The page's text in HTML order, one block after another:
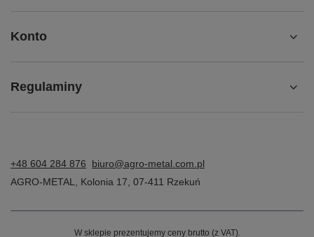
Konto
Regulaminy
+48 604 284 876
biuro@agro-metal.com.pl
AGRO-METAL
Kolonia 17 07-411 Rzekuń
W sklepie prezentujemy ceny brutto (z VAT).